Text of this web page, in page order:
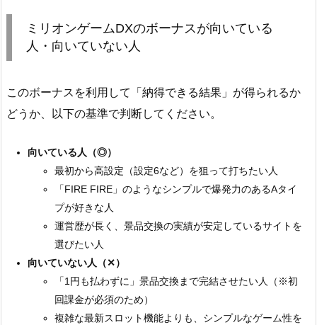
ミリオンゲームDXのボーナスが向いている
人・向いていない人
このボーナスを利用して「納得できる結果」が得られるか
どうか、以下の基準で判断してください。
向いている人（◎）
最初から高設定（設定6など）を狙って打ちたい人
「FIRE FIRE」のようなシンプルで爆発力のあるAタイ
プが好きな人
運営歴が長く、景品交換の実績が安定しているサイトを
選びたい人
向いていない人（✕）
「1円も払わずに」景品交換まで完結させたい人（※初
回課金が必須のため）
複雑な最新スロット機能よりも、シンプルなゲーム性を